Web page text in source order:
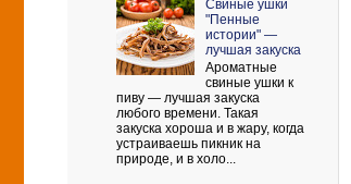
Свиные ушки
"Пенные
истории" —
лучшая закуска
Ароматные
свиные ушки к
пиву — лучшая закуска
любого времени. Такая
закуска хороша и в жару, когда
устраиваешь пикник на
природе, и в холо...